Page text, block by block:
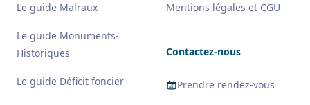
Le guide Malraux
Le guide Monuments-
Historiques
Le guide Déficit foncier
Mentions légales et CGU
Contactez-nous
Prendre rendez-vous